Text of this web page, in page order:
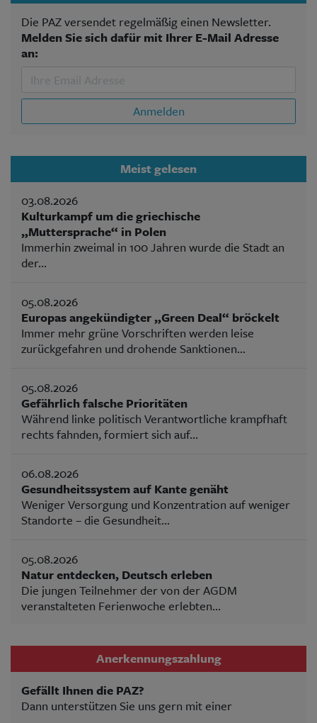
Die PAZ versendet regelmäßig einen Newsletter.
Melden Sie sich dafür mit Ihrer E-Mail Adresse
an:
Anmelden
Meist gelesen
03.08.2026
Kulturkampf um die griechische
„Muttersprache“ in Polen
Immerhin zweimal in 100 Jahren wurde die Stadt an
der...
05.08.2026
Europas angekündigter „Green Deal“ bröckelt
Immer mehr grüne Vorschriften werden leise
zurückgefahren und drohende Sanktionen...
05.08.2026
Gefährlich falsche Prioritäten
Während linke politisch Verantwortliche krampfhaft
rechts fahnden, formiert sich auf...
06.08.2026
Gesundheitssystem auf Kante genäht
Weniger Versorgung und Konzentration auf weniger
Standorte – die Gesundheit...
05.08.2026
Natur entdecken, Deutsch erleben
Die jungen Teilnehmer der von der AGDM
veranstalteten Ferienwoche erlebten...
Anerkennungszahlung
Gefällt Ihnen die PAZ?
Dann unterstützen Sie uns gern mit einer